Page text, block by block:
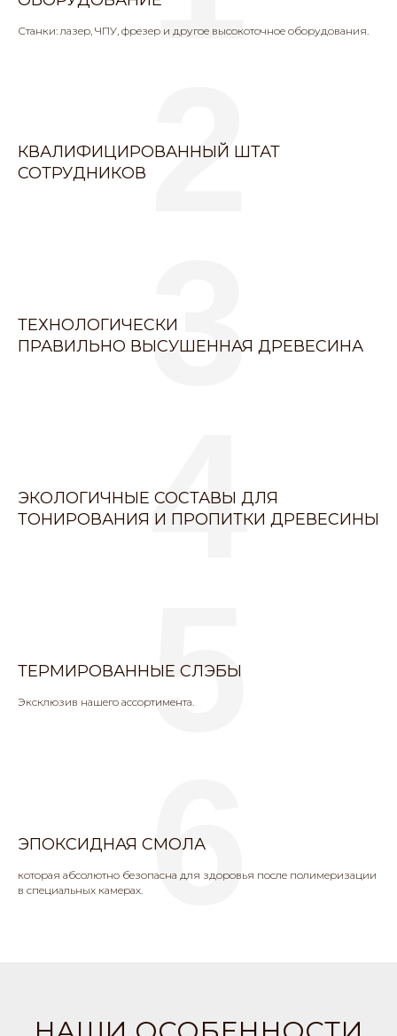
Станки: лазер, ЧПУ, фрезер и другое высокоточное оборудования.
КВАЛИФИЦИРОВАННЫЙ ШТАТ
СОТРУДНИКОВ 2
ТЕХНОЛОГИЧЕСКИ
ПРАВИЛЬНО ВЫСУШЕННАЯ ДРЕВЕСИНА
3
ЭКОЛОГИЧНЫЕ СОСТАВЫ ДЛЯ
ТОНИРОВАНИЯ И ПРОПИТКИ ДРЕВЕСИНЫ
4
ТЕРМИРОВАННЫЕ СЛЭБЫ
Эксклюзив нашего ассортимента.5
ЭПОКСИДНАЯ СМОЛА
которая абсолютно безопасна для здоровья после полимеризации
в специальных камерах. 6